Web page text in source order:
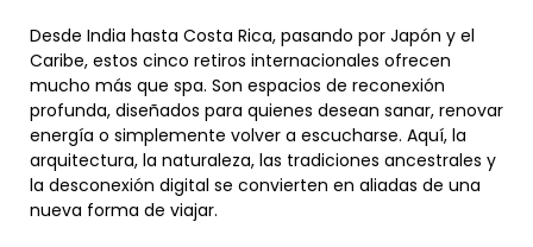
Desde India hasta Costa Rica, pasando por Japón y el
Caribe, estos cinco retiros internacionales ofrecen
mucho más que spa. Son espacios de reconexión
profunda, diseñados para quienes desean sanar, renovar
energía o simplemente volver a escucharse. Aquí, la
arquitectura, la naturaleza, las tradiciones ancestrales y
la desconexión digital se convierten en aliadas de una
nueva forma de viajar.